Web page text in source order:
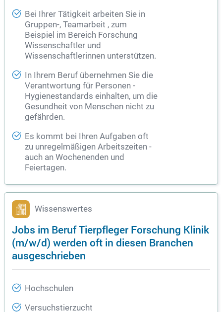
Bei Ihrer Tätigkeit arbeiten Sie in
Gruppen-, Teamarbeit , zum
Beispiel im Bereich Forschung
Wissenschaftler und
Wissenschaftlerinnen unterstützen.
In Ihrem Beruf übernehmen Sie die
Verantwortung für Personen -
Hygienestandards einhalten, um die
Gesundheit von Menschen nicht zu
gefährden.
Es kommt bei Ihren Aufgaben oft
zu unregelmäßigen Arbeitszeiten -
auch an Wochenenden und
Feiertagen.
Wissenswertes
Jobs im Beruf Tierpfleger Forschung Klinik
(m/w/d) werden oft in diesen Branchen
ausgeschrieben
Hochschulen
Versuchstierzucht